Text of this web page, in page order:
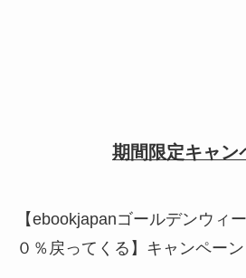
期間限定キャン
【ebookjapanゴールデンウィ
０％戻ってくる】キャンペーン